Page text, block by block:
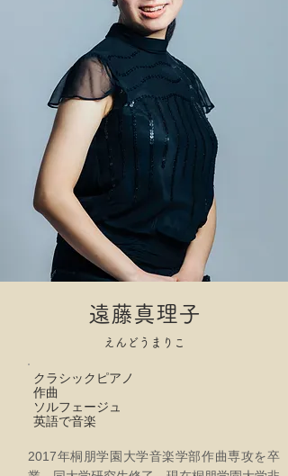
遠藤真理子
えんどうまりこ
クラシックピアノ
作曲
ソルフェージュ
​英語で音楽
2017年桐朋学園大学音楽学部作曲専攻を卒